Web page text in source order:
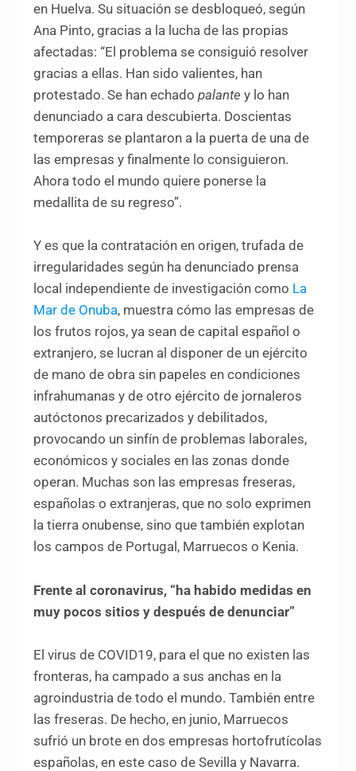
en Huelva. Su situación se desbloqueó, según
Ana Pinto, gracias a la lucha de las propias
afectadas: “El problema se consiguió resolver
gracias a ellas. Han sido valientes, han
protestado. Se han echadopalante y lo han
denunciado a cara descubierta. Doscientas
temporeras se plantaron a la puerta de una de
las empresas y finalmente lo consiguieron.
Ahora todo el mundo quiere ponerse la
medallita de su regreso”.
Y es que la contratación en origen, trufada de
irregularidades según ha denunciado prensa
local independiente de investigación como La
Mar de Onuba, muestra cómo las empresas de
los frutos rojos, ya sean de capital español o
extranjero, se lucran al disponer de un ejército
de mano de obra sin papeles en condiciones
infrahumanas y de otro ejército de jornaleros
autóctonos precarizados y debilitados,
provocando un sinfín de problemas laborales,
económicos y sociales en las zonas donde
operan. Muchas son las empresas freseras,
españolas o extranjeras, que no solo exprimen
la tierra onubense, sino que también explotan
los campos de Portugal, Marruecos o Kenia.
Frente al coronavirus, “ha habido medidas en
muy pocos sitios y después de denunciar”
El virus de COVID19, para el que no existen las
fronteras, ha campado a sus anchas en la
agroindustria de todo el mundo. También entre
las freseras. De hecho, en junio, Marruecos
sufrió un brote en dos empresas hortofrutícolas
españolas, en este caso de Sevilla y Navarra.